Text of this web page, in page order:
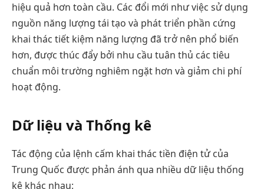
hiệu quả hơn toàn cầu. Các đổi mới như việc sử dụng
nguồn năng lượng tái tạo và phát triển phần cứng
khai thác tiết kiệm năng lượng đã trở nên phổ biến
hơn, được thúc đẩy bởi nhu cầu tuân thủ các tiêu
chuẩn môi trường nghiêm ngặt hơn và giảm chi phí
hoạt động.
Dữ liệu và Thống kê
Tác động của lệnh cấm khai thác tiền điện tử của
Trung Quốc được phản ánh qua nhiều dữ liệu thống
kê khác nhau: